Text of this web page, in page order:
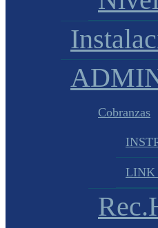
Cobranzas
LINK